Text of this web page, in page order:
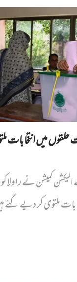
میں انتخابات
کمیشن نے
ملتوی کر دیے گئے